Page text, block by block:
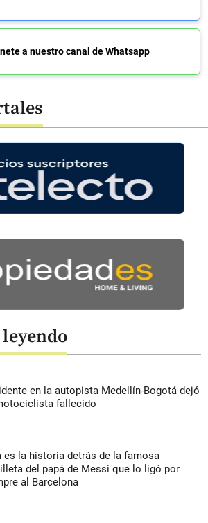
a nuestro canal de Whatsapp
en la autopista Medellín-Bogotá dejó
fallecido
es la historia detrás de la famosa
del papá de Messi que lo ligó por
al Barcelona